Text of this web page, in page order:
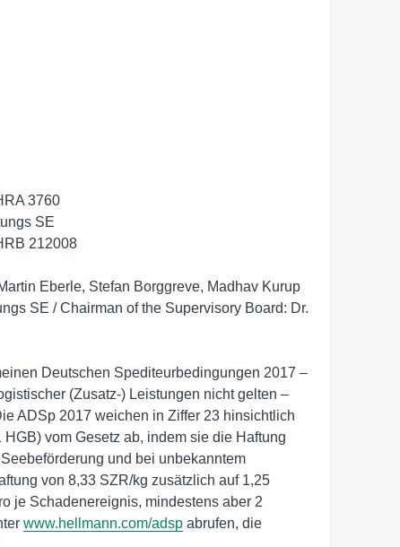
3760
SE
212008
Eberle, Stefan Borggreve, Madhav Kurup
SE / Chairman of the Supervisory Board: Dr.
Deutschen Spediteurbedingungen 2017 –
(Zusatz-) Leistungen nicht gelten –
ADSp 2017 weichen in Ziffer 23 hinsichtlich
vom Gesetz ab, indem sie die Haftung
und bei unbekanntem
von 8,33 SZR/kg zusätzlich auf 1,25
je Schadenereignis, mindestens aber 2
www.hellmann.com/adsp abrufen, die